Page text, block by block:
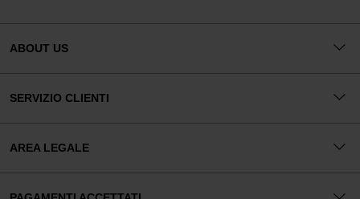
ABOUT US
SERVIZIO CLIENTI
AREA LEGALE